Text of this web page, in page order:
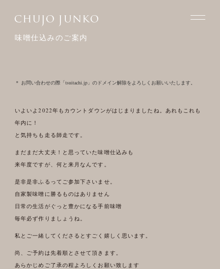
味噌仕込みのご案内
＊ お問い合わせの際「tsuitachi.jp」のドメイン解除をよろしくお願いいたします。
いよいよ2022年もカウントダウンがはじまりましたね。あれもこれも
年内に！
と気持ちも走る師走です。
まだまだ大丈夫！と思っていた味噌仕込みも
来年度ですが、何と来月なんです。
是非是非ふるってご参加下さいませ。
自家製味噌に勝るものはありません
日常の生活がぐっと豊かになる手前味噌
毎年必ず作りましょうね。
私とご一緒してくださるとすごく嬉しく思います。
尚、ご予約は先着順とさせて頂きます。
あらかじめご了承の程よろしくお願い致します